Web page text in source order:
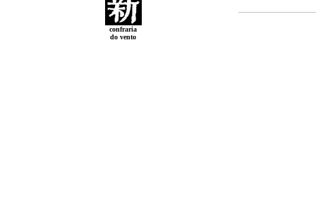
confraria
do vento